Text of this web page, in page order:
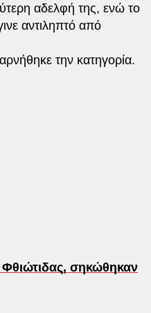
αδελφή της, ενώ το
αντιληπτό από
την κατηγορία.
σηκώθηκαν